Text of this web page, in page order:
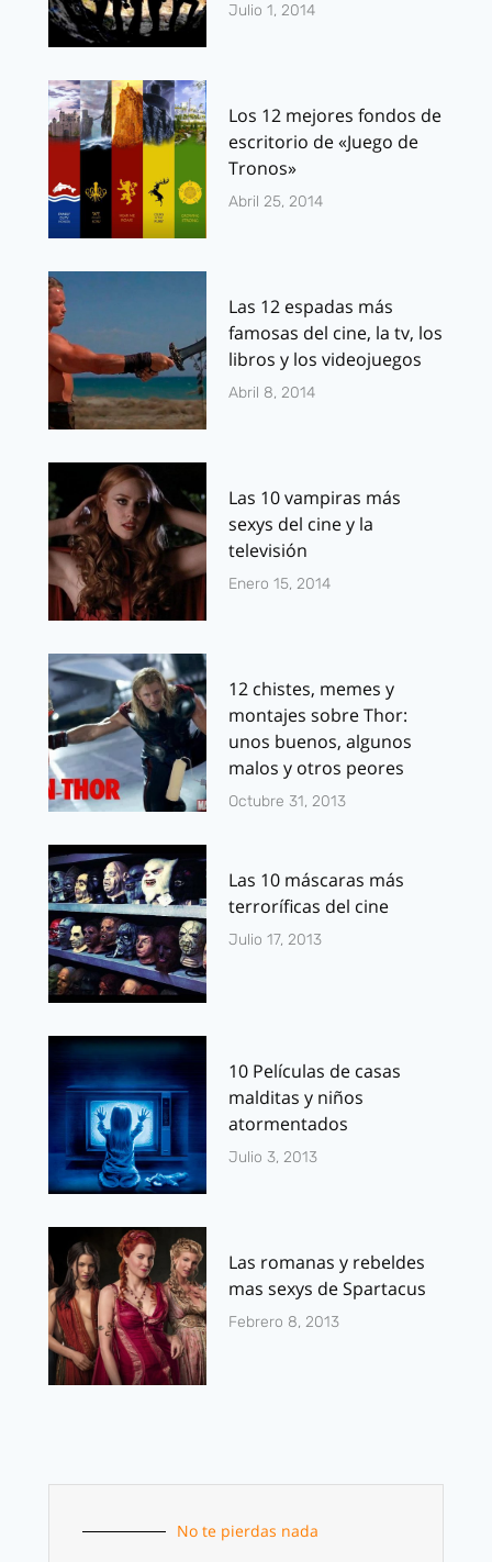
Julio 1, 2014
Los 12 mejores fondos de
escritorio de «Juego de
Tronos»
Abril 25, 2014
Las 12 espadas más
famosas del cine, la tv, los
libros y los videojuegos
Abril 8, 2014
Las 10 vampiras más
sexys del cine y la
televisión
Enero 15, 2014
12 chistes, memes y
montajes sobre Thor:
unos buenos, algunos
malos y otros peores
Octubre 31, 2013
Las 10 máscaras más
terroríficas del cine
Julio 17, 2013
10 Películas de casas
malditas y niños
atormentados
Julio 3, 2013
Las romanas y rebeldes
mas sexys de Spartacus
Febrero 8, 2013
No te pierdas nada